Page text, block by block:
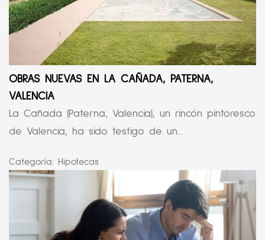
OBRAS NUEVAS EN LA CAÑADA, PATERNA,
VALENCIA
La Cañada (Paterna, Valencia), un rincón pintoresco
de Valencia, ha sido testigo de un...
Categoría: Hipotecas